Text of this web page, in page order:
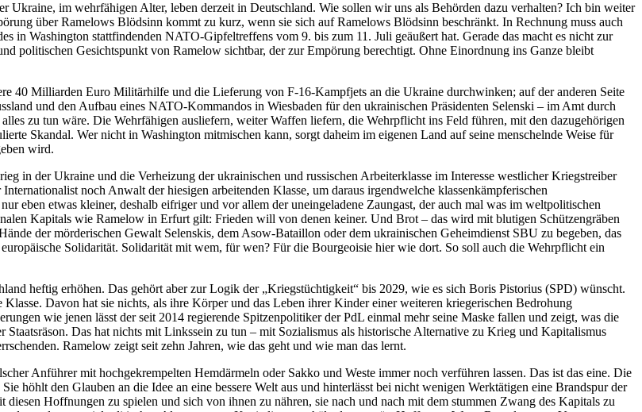
Ukraine, im wehrfähigen Alter, leben derzeit in Deutschland. Wie sollen wir uns als Behörden dazu verhalten? Ich bin weiter
über Ramelows Blödsinn kommt zu kurz, wenn sie sich auf Ramelows Blödsinn beschränkt. In Rechnung muss auch
in Washington stattfindenden NATO-Gipfeltreffens vom 9. bis zum 11. Juli geäußert hat. Gerade das macht es nicht zur
politischen Gesichtspunkt von Ramelow sichtbar, der zur Empörung berechtigt. Ohne Einordnung ins Ganze bleibt
40 Milliarden Euro Militärhilfe und die Lieferung von F-16-Kampfjets an die Ukraine durchwinken; auf der anderen Seite
und den Aufbau eines NATO-Kommandos in Wiesbaden für den ukrainischen Präsidenten Selenski – im Amt durch
zu tun wäre. Die Wehrfähigen ausliefern, weiter Waffen liefern, die Wehrpflicht ins Feld führen, mit den dazugehörigen
Skandal. Wer nicht in Washington mitmischen kann, sorgt daheim im eigenen Land auf seine menschelnde Weise für
wird.
in der Ukraine und die Verheizung der ukrainischen und russischen Arbeiterklasse im Interesse westlicher Kriegstreiber
noch Anwalt der hiesigen arbeitenden Klasse, um daraus irgendwelche klassenkämpferischen
eben etwas kleiner, deshalb eifriger und vor allem der uneingeladene Zaungast, der auch mal was im weltpolitischen
Kapitals wie Ramelow in Erfurt gilt: Frieden will von denen keiner. Und Brot – das wird mit blutigen Schützengräben
der mörderischen Gewalt Selenskis, dem Asow-Bataillon oder dem ukrainischen Geheimdienst SBU zu begeben, das
Solidarität. Solidarität mit wem, für wen? Für die Bourgeoisie hier wie dort. So soll auch die Wehrpflicht ein
heftig erhöhen. Das gehört aber zur Logik der „Kriegstüchtigkeit“ bis 2029, wie es sich Boris Pistorius (SPD) wünscht.
Davon hat sie nichts, als ihre Körper und das Leben ihrer Kinder einer weiteren kriegerischen Bedrohung
wie jenen lässt der seit 2014 regierende Spitzenpolitiker der PdL einmal mehr seine Maske fallen und zeigt, was die
Das hat nichts mit Linkssein zu tun – mit Sozialismus als historische Alternative zu Krieg und Kapitalismus
Ramelow zeigt seit zehn Jahren, wie das geht und wie man das lernt.
Anführer mit hochgekrempelten Hemdärmeln oder Sakko und Weste immer noch verführen lassen. Das ist das eine. Die
höhlt den Glauben an die Idee an eine bessere Welt aus und hinterlässt bei nicht wenigen Werktätigen eine Brandspur der
Hoffnungen zu spielen und sich von ihnen zu nähren, sie nach und nach mit dem stummen Zwang des Kapitals zu